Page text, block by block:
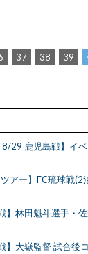
37 38 39
8/29 鹿児島戦】イ
ツアー】FC琉球戦
】林田魁斗選手・
】大嶽監督 試合後